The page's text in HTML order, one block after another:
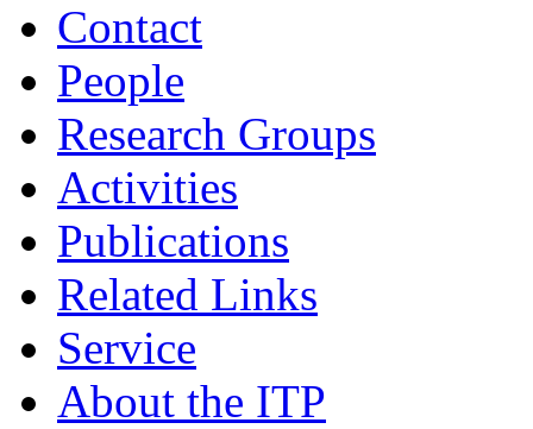
Contact
People
Research Groups
Activities
Publications
Related Links
Service
About the ITP